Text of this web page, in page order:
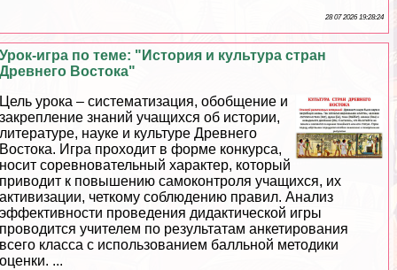
28 07 2026 19:28:24
Урок-игра по теме: "История и культура стран
Древнего Востока"
Цель урока – систематизация, обобщение и
закрепление знаний учащихся об истории,
литературе, науке и культуре Древнего
Востока. Игра проходит в форме конкурса,
носит соревновательный хаpaктер, который
приводит к повышению самоконтроля учащихся, их
активизации, четкому соблюдению правил. Анализ
эффективности проведения дидактической игры
проводится учителем по результатам анкетирования
всего класса с использованием балльной методики
оценки. ...